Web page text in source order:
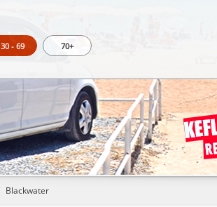
30 - 69 70+
Blackwater